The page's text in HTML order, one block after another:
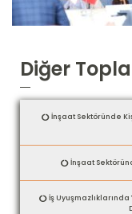
Diğer
İnşaat Sektöründe
İnşaat
İş